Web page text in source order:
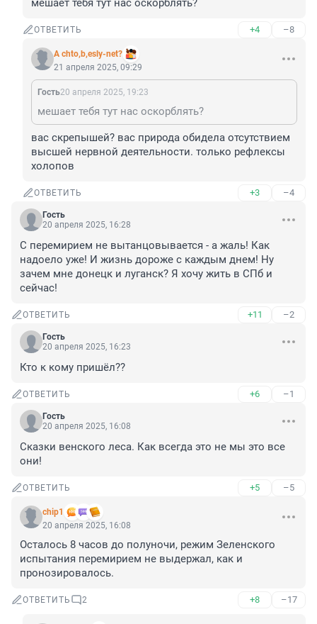
мешает тебя тут нас оскорблять?
ОТВЕТИТЬ +4 –8
A chto,b,esly-net?
21 апреля 2025, 09:29
Гость20 апреля 2025, 19:23
мешает тебя тут нас оскорблять?
вас скрепышей? вас природа обидела отсутствием
высшей нервной деятельности. только рефлексы
холопов
ОТВЕТИТЬ +3 –4
Гость
20 апреля 2025, 16:28
С перемирием не вытанцовывается - а жаль! Как
надоело уже! И жизнь дороже с каждым днем! Ну
зачем мне донецк и луганск? Я хочу жить в СПб и
сейчас!
ОТВЕТИТЬ +11 –2
Гость
20 апреля 2025, 16:23
Кто к кому пришёл??
ОТВЕТИТЬ +6 –1
Гость
20 апреля 2025, 16:08
Сказки венского леса. Как всегда это не мы это все
они!
ОТВЕТИТЬ +5 –5
chip1
20 апреля 2025, 16:08
Осталось 8 часов до полуночи, режим Зеленского
испытания перемирием не выдержал, как и
пронозировалось.
ОТВЕТИТЬ 2 +8 –17